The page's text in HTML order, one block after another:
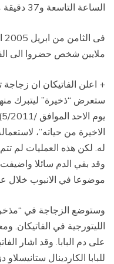
الساعة التاسعة و37 دقيقة مساءا.
ملايين شخص حضروا الى
+ اعلن الفاتيكان ان زجاجة
ستعرض “ذخيرة” ليتبرك
الاخيرة من حياته”،
له. لكن هذه العمليات لم
وقد بقي الدم سائلا
موضوعا في الانبوب خلال
وستوضع الزجاجة في
الليتورجية في
على دم البابا. وقد اشار
للبابا الكاردينال